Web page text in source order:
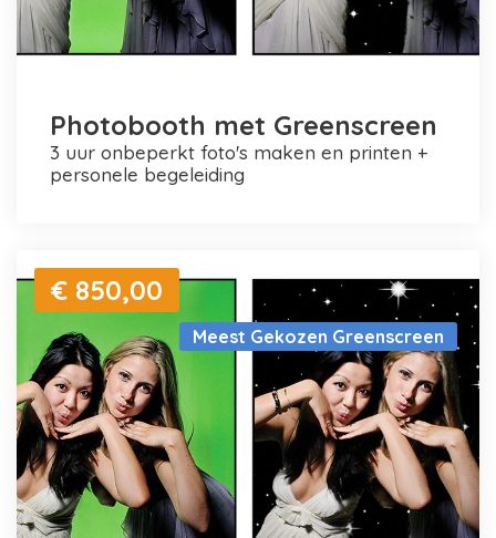
Photobooth met Greenscreen
3 uur onbeperkt foto's maken en printen +
personele begeleiding
Meest Gekozen Greenscreen
€ 850,00